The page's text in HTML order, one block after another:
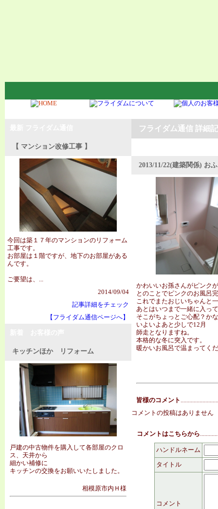
【 マンション改修工事 】
今回は築１７年のマンションのリフォーム
工事です。
お部屋は１階ですが、地下のお部屋がある
んです。
ご要望は、...
2014/09/04
記事詳細をチェック
【フライダム通信ページへ】
キッチンほか リフォーム
戸建の中古物件を購入して各部屋のクロ
ス、天井から
細かい補修に
キッチンの交換をお願いいたしました。
相模原市内Ｈ様
フライダム通信 詳細
2013/11/22(建築関係) お
かわいいお孫さんがピンク
とのことでピンクのお風呂
これでまたおじいちゃんと
あとはいつまで一緒に入っ
そこがちょっとご心配？か
いよいよあと少しで12月
師走となりますね。
本格的な冬に突入です。
暖かいお風呂で温まってく
皆様のコメント
コメントの投稿はありません
コメントはこちらから
ハンドルネーム
タイトル
コメント